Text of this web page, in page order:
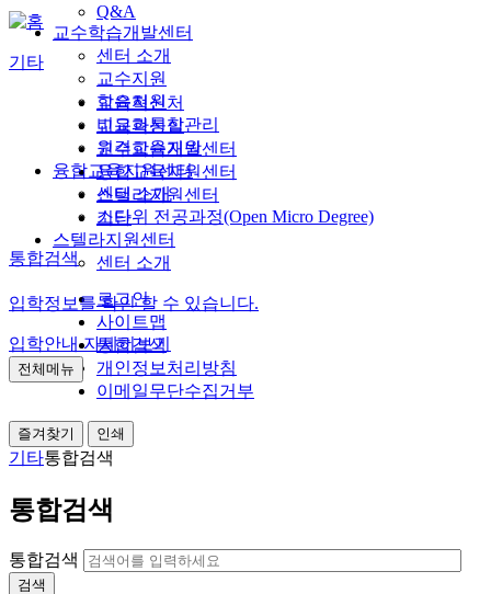
Q&A
교수학습개발센터
센터 소개
교수지원
학습지원
비교과통합관리
원격교육지원
융합교육지원센터
센터 소개
소단위 전공과정(Open Micro Degree)
스텔라지원센터
센터 소개
입학정보를 확인 할 수 있습니다.
입학안내 자세히보기
전체메뉴
기타
교육혁신처
교육혁신실
교수학습개발센터
융합교육지원센터
스텔라지원센터
기타
통합검색
로그인
사이트맵
통합검색
개인정보처리방침
이메일무단수집거부
즐겨찾기 인쇄
기타통합검색
통합검색
통합검색
검색